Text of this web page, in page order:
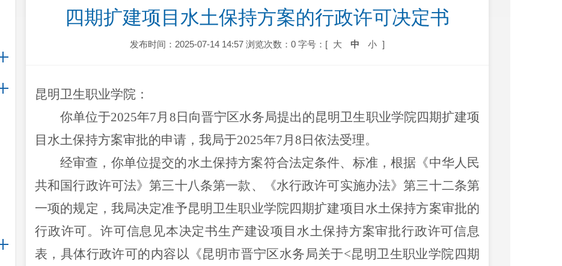
四期扩建项目水土保持方案的行政许可决定书
发布时间：2025-07-14 14:57 浏览次数：0 字号：[ 大 中 小 ]
昆明卫生职业学院 ：
你单位于2025年7月 8 日 向晋宁区水务局提出的昆明卫生职业学院四期扩建项
目水土保持方案审批的申请，我局于2025年7月 8 日 依法受理。
经审查，你单位提交的水土保持方案符合法定条件、标准，根据《中华人民
共和国行政许可法》第三十八条第一款、《水行政许可实施办法》第三十二条第
一项的规定，我局决定准予昆明卫生职业学院四期扩建项目水土保持方案审批的
行政许可。许可信息见本决定书生产建设项目水土保持方案审批行政许可信息
表，具体行政许可的内容以《昆明市晋宁区水务局关于<昆明卫生职业学院四期